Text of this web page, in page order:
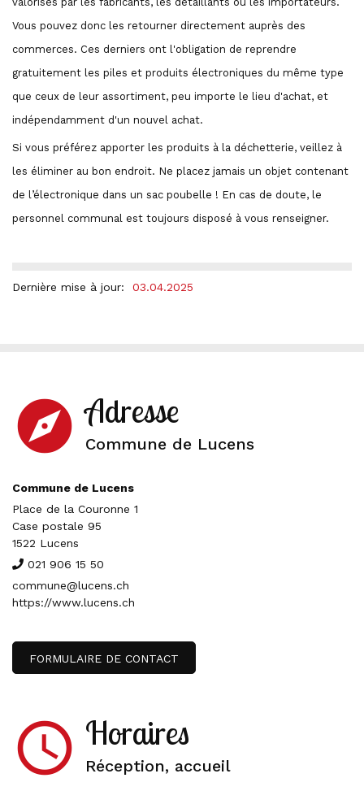
Vous pouvez donc les retourner directement auprès des
commerces. Ces derniers ont l'obligation de reprendre
gratuitement les piles et produits électroniques du même type
que ceux de leur assortiment, peu importe le lieu d'achat, et
indépendamment d'un nouvel achat.
Si vous préférez apporter les produits à la déchetterie, veillez à
les éliminer au bon endroit. Ne placez jamais un objet contenant
de l’électronique dans un sac poubelle ! En cas de doute, le
personnel communal est toujours disposé à vous renseigner.
Dernière mise à jour: 03.04.2025
explore Adresse
Commune de Lucens
Commune de Lucens
Place de la Couronne 1
Case postale 95
1522 Lucens
021 906 15 50
commune@lucens.ch
https://www.lucens.ch
FORMULAIRE DE CONTACT
access_time Horaires
Réception, accueil